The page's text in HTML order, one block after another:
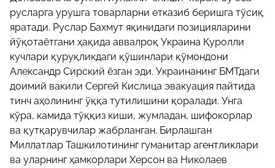
русларга урушга товарларни етказиб беришга тўсиқ
яратади. Руслар Бахмут яқинидаги позицияларини
йўқотаётгани ҳақида аввалроқ Украина Қуролли
кучлари қуруқликдаги қўшинлари қўмондони
Aлександр Сирский ёзган эди. Украинанинг БМТдаги
доимий вакили Сергей Кислица эвакуация пайтида
тинч аҳолининг ўққа тутилишини қоралади. Унга
кўра, камида тўққиз киши, жумладан, шифокорлар
ва қутқарувчилар жабрланган. Бирлашган
Миллатлар Ташкилотининг гуманитар агентликлари
ва уларнинг ҳамкорлари Херсон ва Николаев